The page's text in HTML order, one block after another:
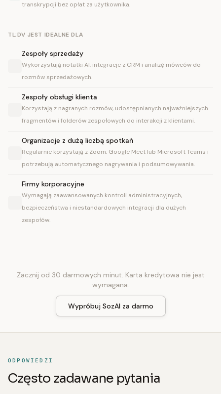
transkrypcji bez opłat za użytkownika.
TL;DV JEST IDEALNE DLA
Zespoły sprzedaży
Wykorzystują notatki AI, integracje z CRM i analizę mówców do
rozmów sprzedażowych.
Zespoły obsługi klienta
Korzystają z nagranych rozmów, udostępnianych najważniejszych
fragmentów i folderów zespołowych do interakcji z klientami.
Organizacje z dużą liczbą spotkań
Regularnie korzystają z Zoom, Google Meet lub Microsoft Teams i
potrzebują automatycznego nagrywania i podsumowywania.
Firmy korporacyjne
Wymagają zaawansowanych kontroli administracyjnych,
bezpieczeństwa i niestandardowych integracji dla dużych
zespołów.
Zacznij od 30 darmowych minut. Karta kredytowa nie jest
wymagana.
Wypróbuj SozAI za darmo
ODPOWIEDZI
Często zadawane pytania